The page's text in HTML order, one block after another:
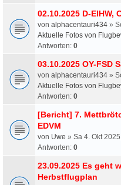
02.10.2025 D-EIHW,
von alphacentauri434 »
Aktuelle Fotos von
Antworten: 0
03.10.2025 OY-FSD
von alphacentauri434 »
Aktuelle Fotos von
Antworten: 0
[Bericht] 7.
EDVM
von Uwe » Sa 4. Okt
Antworten: 0
23.09.2025 Es geht
Herbstflugplan